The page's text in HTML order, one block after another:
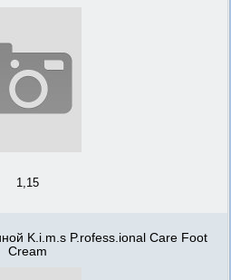
1,15
K.i.m.s P.rofess.ional Care Foot
Cream